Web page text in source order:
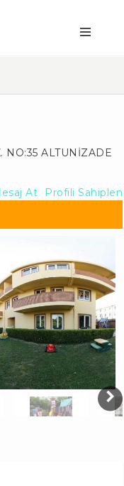
ALTUNİZADE
Profili Sahiplen
At